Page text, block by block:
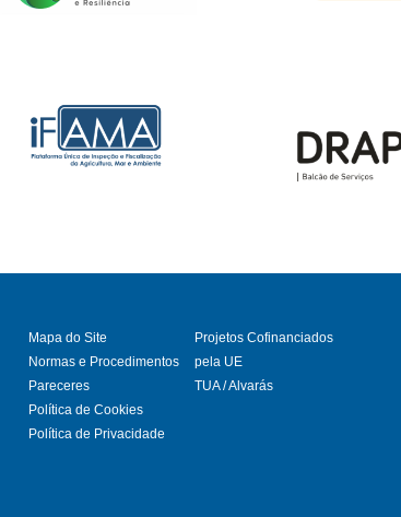
Mapa do Site
Normas e Procedimentos
Pareceres
Política de Cookies
Política de Privacidade
Projetos Cofinanciados
pela UE
TUA / Alvarás